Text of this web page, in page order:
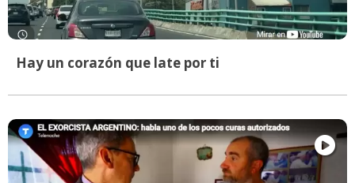
Hay un corazón que late por ti